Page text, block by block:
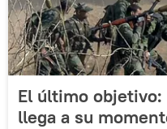
El último
llega a su